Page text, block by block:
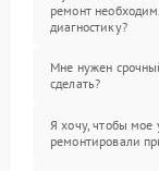
ремонт
диагностику?
Мне нужен
сделать?
Я хочу, чтобы мое
ремонтировали